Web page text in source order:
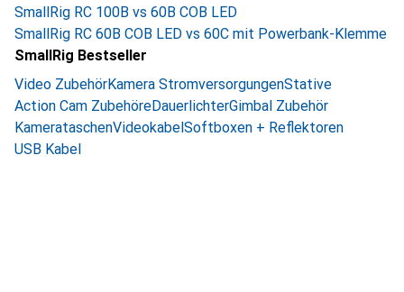
SmallRig RC 100B vs 60B COB LED
SmallRig RC 60B COB LED vs 60C mit Powerbank-Klemme
SmallRig Bestseller
Video ZubehörKamera StromversorgungenStative
Action Cam ZubehöreDauerlichterGimbal Zubehör
KamerataschenVideokabelSoftboxen + Reflektoren
USB Kabel